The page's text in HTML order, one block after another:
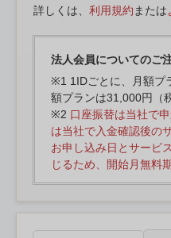
詳しくは、 利用規約 または
法人会員についてのご
※1 1IDごとに、月額プ
額プランは31,000円（
※2 口座振替は当社で
は当社で入金確認後の
お申し込み日とサービ
じるため、開始月無料